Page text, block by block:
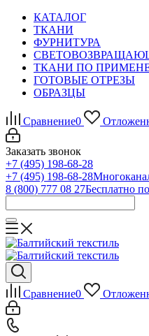
КАТАЛОГ
ТКАНИ
ФУРНИТУРА
ТКАНИ ПО
ГОТОВЫЕ ОТРЕЗЫ
ОБРАЗЦЫ
Сравнение0
Заказать звонок
+7 (495) 198-68-28
+7 (495) 198-68-28
8 (800) 777 08 27Бесплатно
Сравнение0